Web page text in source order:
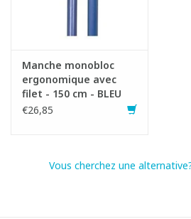
Manche monobloc
ergonomique avec
filet - 150 cm - BLEU
€26,85
Vous cherchez une